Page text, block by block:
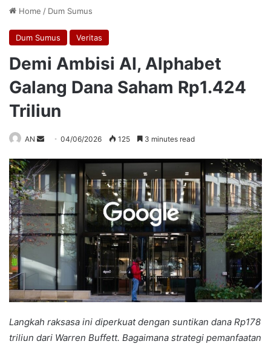
Home / Dum Sumus
Dum Sumus Veritas
Demi Ambisi AI, Alphabet
Galang Dana Saham Rp1.424
Triliun
AN
Send
email
04/06/2026 125 3 minutes read
Langkah raksasa ini diperkuat dengan suntikan dana Rp178
triliun dari Warren Buffett. Bagaimana strategi pemanfaatan